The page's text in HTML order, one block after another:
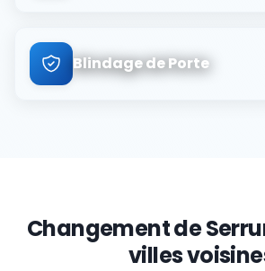
Blindage de Porte
Changement de
villes